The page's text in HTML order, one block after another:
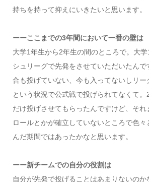
持ちを持って抑えにいきたいと思います。
ーーここまでの3年間において一番の壁は
大学1年生から2年生の間のところで。大
シュリーグで先発をさせていただいたん
合も投げていない、今も入ってないしリー
という状況で公式戦で投げられてなくて。
だけ投げさせてもらったんですけど、それ
ロールとかが確立していないところで色
んだ期間ではあったかなと思います。
ーー新チームでの自分の役割は
自分が先発で投げることはあまりないの